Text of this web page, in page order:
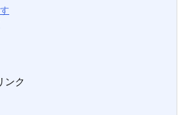
ンク